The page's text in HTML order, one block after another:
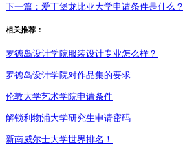
下一篇： 爱丁堡龙比亚大学申请条件是什么？
相关推荐：
罗德岛设计学院服装设计专业怎么样？
罗德岛设计学院对作品集的要求
伦敦大学艺术学院申请条件
解锁利物浦大学研究生申请密码
新南威尔士大学世界排名！